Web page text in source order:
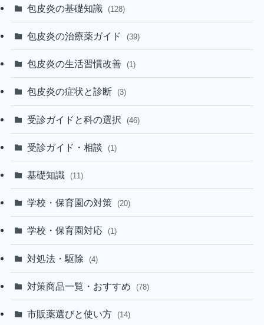
包皮炎の基礎知識 (128)
包皮炎の治療薬ガイド (39)
包皮炎の生活習慣改善 (1)
包皮炎の症状と診断 (3)
受診ガイドと科の選択 (46)
受診ガイド・相談 (1)
基礎知識 (11)
学校・保育園の対策 (20)
学校・保育園対応 (1)
対処法・駆除 (4)
対策商品一覧・おすすめ (78)
市販薬選びと使い方 (14)